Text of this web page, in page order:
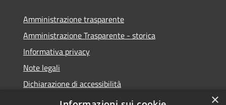
Amministrazione trasparente
Amministrazione Trasparente - storica
Informativa privacy
Note legali
Dichiarazione di accessibilità
Obiettivi di accessibilità
×